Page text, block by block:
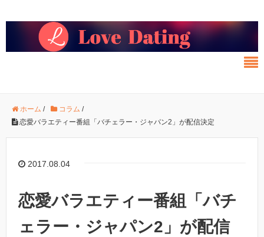
ホーム / コラム /
恋愛バラエティー番組「バチェラー・ジャパン2」が配信決定
2017.08.04
恋愛バラエティー番組「バチ
ェラー・ジャパン2」が配信